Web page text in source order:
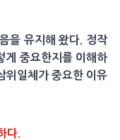
을 유지해 왔다. 정작
게 중요한지를 이해하
위일체가 중요한 이유
다.